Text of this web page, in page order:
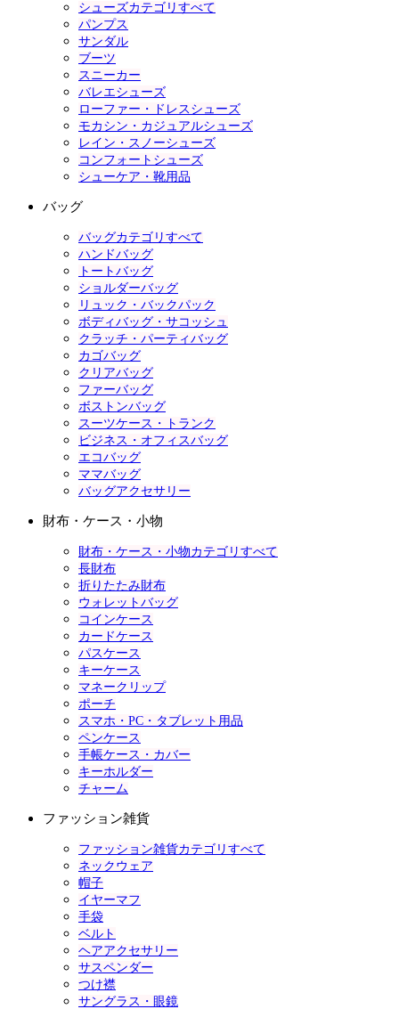
シューズカテゴリすべて
パンプス
サンダル
ブーツ
スニーカー
バレエシューズ
ローファー・ドレスシューズ
モカシン・カジュアルシューズ
レイン・スノーシューズ
コンフォートシューズ
シューケア・靴用品
バッグ
バッグカテゴリすべて
ハンドバッグ
トートバッグ
ショルダーバッグ
リュック・バックパック
ボディバッグ・サコッシュ
クラッチ・パーティバッグ
カゴバッグ
クリアバッグ
ファーバッグ
ボストンバッグ
スーツケース・トランク
ビジネス・オフィスバッグ
エコバッグ
ママバッグ
バッグアクセサリー
財布・ケース・小物
財布・ケース・小物カテゴリすべて
長財布
折りたたみ財布
ウォレットバッグ
コインケース
カードケース
パスケース
キーケース
マネークリップ
ポーチ
スマホ・PC・タブレット用品
ペンケース
手帳ケース・カバー
キーホルダー
チャーム
ファッション雑貨
ファッション雑貨カテゴリすべて
ネックウェア
帽子
イヤーマフ
手袋
ベルト
ヘアアクセサリー
サスペンダー
つけ襟
サングラス・眼鏡